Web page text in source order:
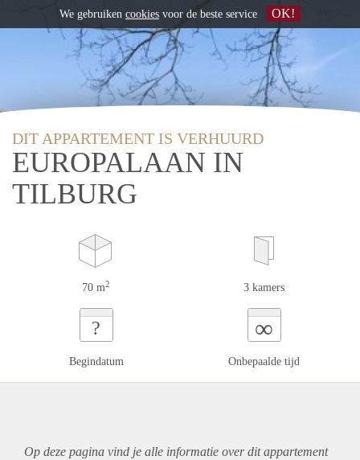
DIT APPARTEMENT IS VERHUURD
EUROPALAAN IN
TILBURG
70 m2 3 kamers
?
Begindatum
∞
Onbepaalde tijd
Op deze pagina vind je alle informatie over ditappartement
We gebruiken cookies voor de beste service OK!